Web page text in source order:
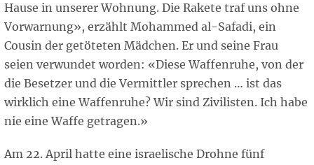
Hause in unserer Wohnung. Die Rakete traf uns ohne
Vorwarnung», erzählt Mohammed al-Safadi, ein
Cousin der getöteten Mädchen. Er und seine Frau
seien verwundet worden: «Diese Waffenruhe, von der
die Besetzer und die Vermittler sprechen … ist das
wirklich eine Waffenruhe? Wir sind Zivilisten. Ich habe
nie eine Waffe getragen.»
Am 22. April hatte eine israelische Drohne fünf